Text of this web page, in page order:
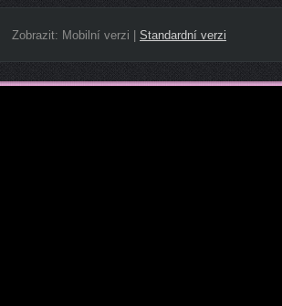
Zobrazit: Mobilní verzi Standardní verzi